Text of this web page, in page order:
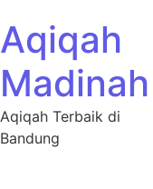
Aqiqah
Madinah
Aqiqah Terbaik di
Bandung